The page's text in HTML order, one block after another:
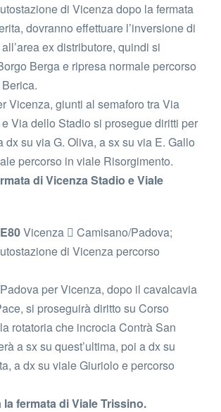
di Vicenza dopo la fermata
dovranno effettuare l’inversione di
ex distributore, quindi si
Berga e ripresa normale percorso
Vicenza, giunti al semaforo tra Via
Via dello Stadio si prosegue diritti per
dx su via G. Oliva, a sx su via E. Gallo
percorso in viale Risorgimento.
di Vicenza Stadio e Viale
Vicenza  Camisano/Padova;
di Vicenza percorso
per Vicenza, dopo il cavalcavia
si proseguirà diritto su Corso
rotatoria che incrocia Contrà San
a sx su quest’ultima, poi a dx su
a dx su viale Giuriolo e percorso
fermata di Viale Trissino.